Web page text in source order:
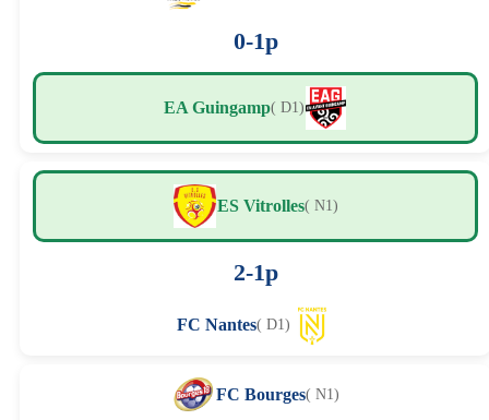
0-1p
EA Guingamp( D1)
ES Vitrolles( N1)
2-1p
FC Nantes( D1)
FC Bourges( N1)